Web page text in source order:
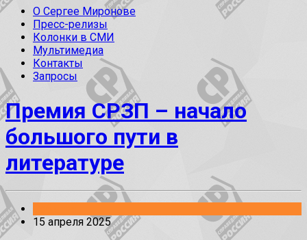
О Сергее Миронове
Пресс-релизы
Колонки в СМИ
Мультимедиа
Контакты
Запросы
Премия СРЗП – начало
большого пути в
литературе
15 апреля 2025